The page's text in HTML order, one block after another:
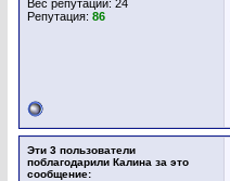
Вес репутации: 24
Репутация: 86
Эти 3 пользователи
поблагодарили Калина за это
сообщение: